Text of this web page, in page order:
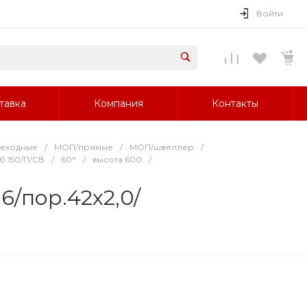
Войти
Компания Контакты
/ МОП/прямые / МОП/швеллер
/
П/СВ / 60° / высота 600
/
пор.42х2,0/